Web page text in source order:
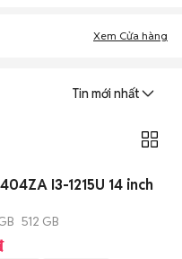
Xem Cửa hàng
Tin mới nhất
I3-1215U 14 inch
512 GB